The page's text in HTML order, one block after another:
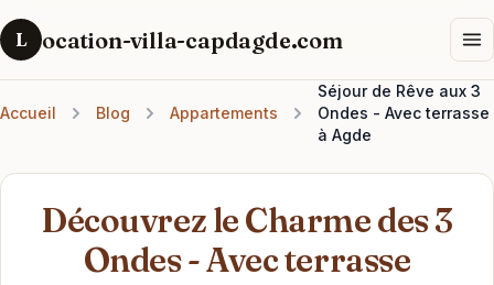
L ocation-villa-capdagde.com
Accueil Blog Appartements
Séjour de Rêve aux 3
Ondes - Avec terrasse
à Agde
Découvrez le Charme des 3
Ondes - Avec terrasse